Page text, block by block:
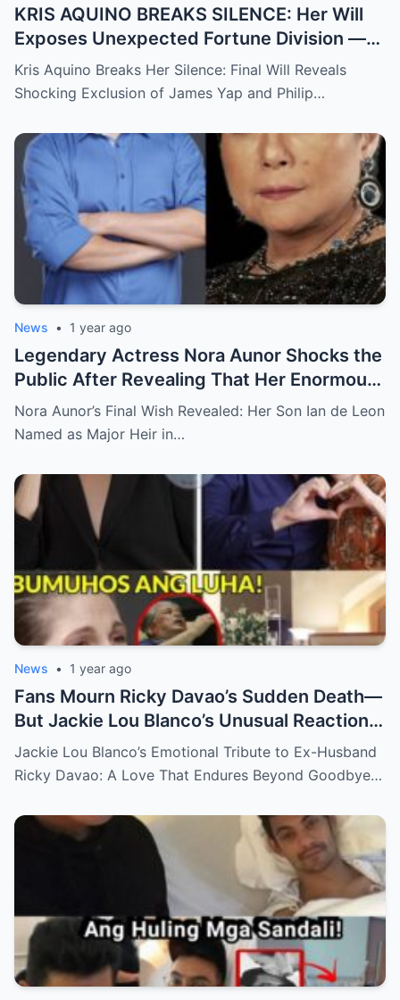
KRIS AQUINO BREAKS SILENCE: Her Will
Exposes Unexpected Fortune Division —
What She Left for Ex-Lovers James Yap
and Philip Salvador Leaves the Public
Kris Aquino Breaks Her Silence: Final Will Reveals
Shocking Exclusion of James Yap and Philip…
News • 1 year ago
Legendary Actress Nora Aunor Shocks the
Public After Revealing That Her Enormous
Wealth Will Go Entirely to Ian de Leon —
Here’s the Heartbreaking Reason Behind
Nora Aunor’s Final Wish Revealed: Her Son Ian de Leon
Named as Major Heir in…
News • 1 year ago
Fans Mourn Ricky Davao’s Sudden Death—
But Jackie Lou Blanco’s Unusual Reaction
Sparks Even More Questions
Jackie Lou Blanco’s Emotional Tribute to Ex-Husband
Ricky Davao: A Love That Endures Beyond Goodbye…